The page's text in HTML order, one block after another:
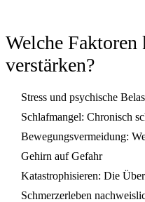
Welche Faktoren
verstärken?
Stress und psychische
Schlafmangel: Chronisch
Bewegungsvermeidung:
Gehirn auf Gefahr
Katastrophisieren: Die
Schmerzerleben